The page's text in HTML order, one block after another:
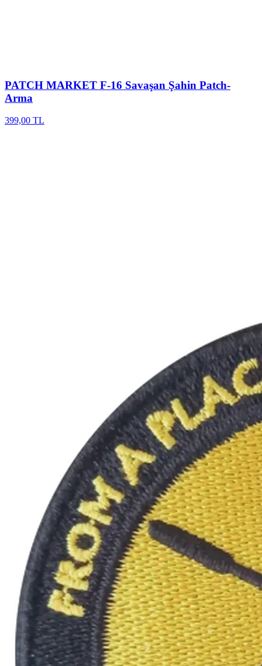
PATCH MARKET F-16 Savaşan Şahin Patch-
Arma
399,00 TL